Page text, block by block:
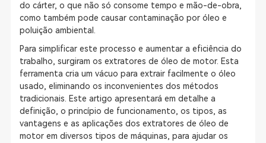
do cárter, o que não só consome tempo e mão-de-obra,
como também pode causar contaminação por óleo e
poluição ambiental.
Para simplificar este processo e aumentar a eficiência do
trabalho, surgiram os extratores de óleo de motor. Esta
ferramenta cria um vácuo para extrair facilmente o óleo
usado, eliminando os inconvenientes dos métodos
tradicionais. Este artigo apresentará em detalhe a
definição, o princípio de funcionamento, os tipos, as
vantagens e as aplicações dos extratores de óleo de
motor em diversos tipos de máquinas, para ajudar os